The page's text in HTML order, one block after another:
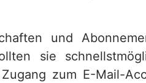
und
sie
zum E-Mail-